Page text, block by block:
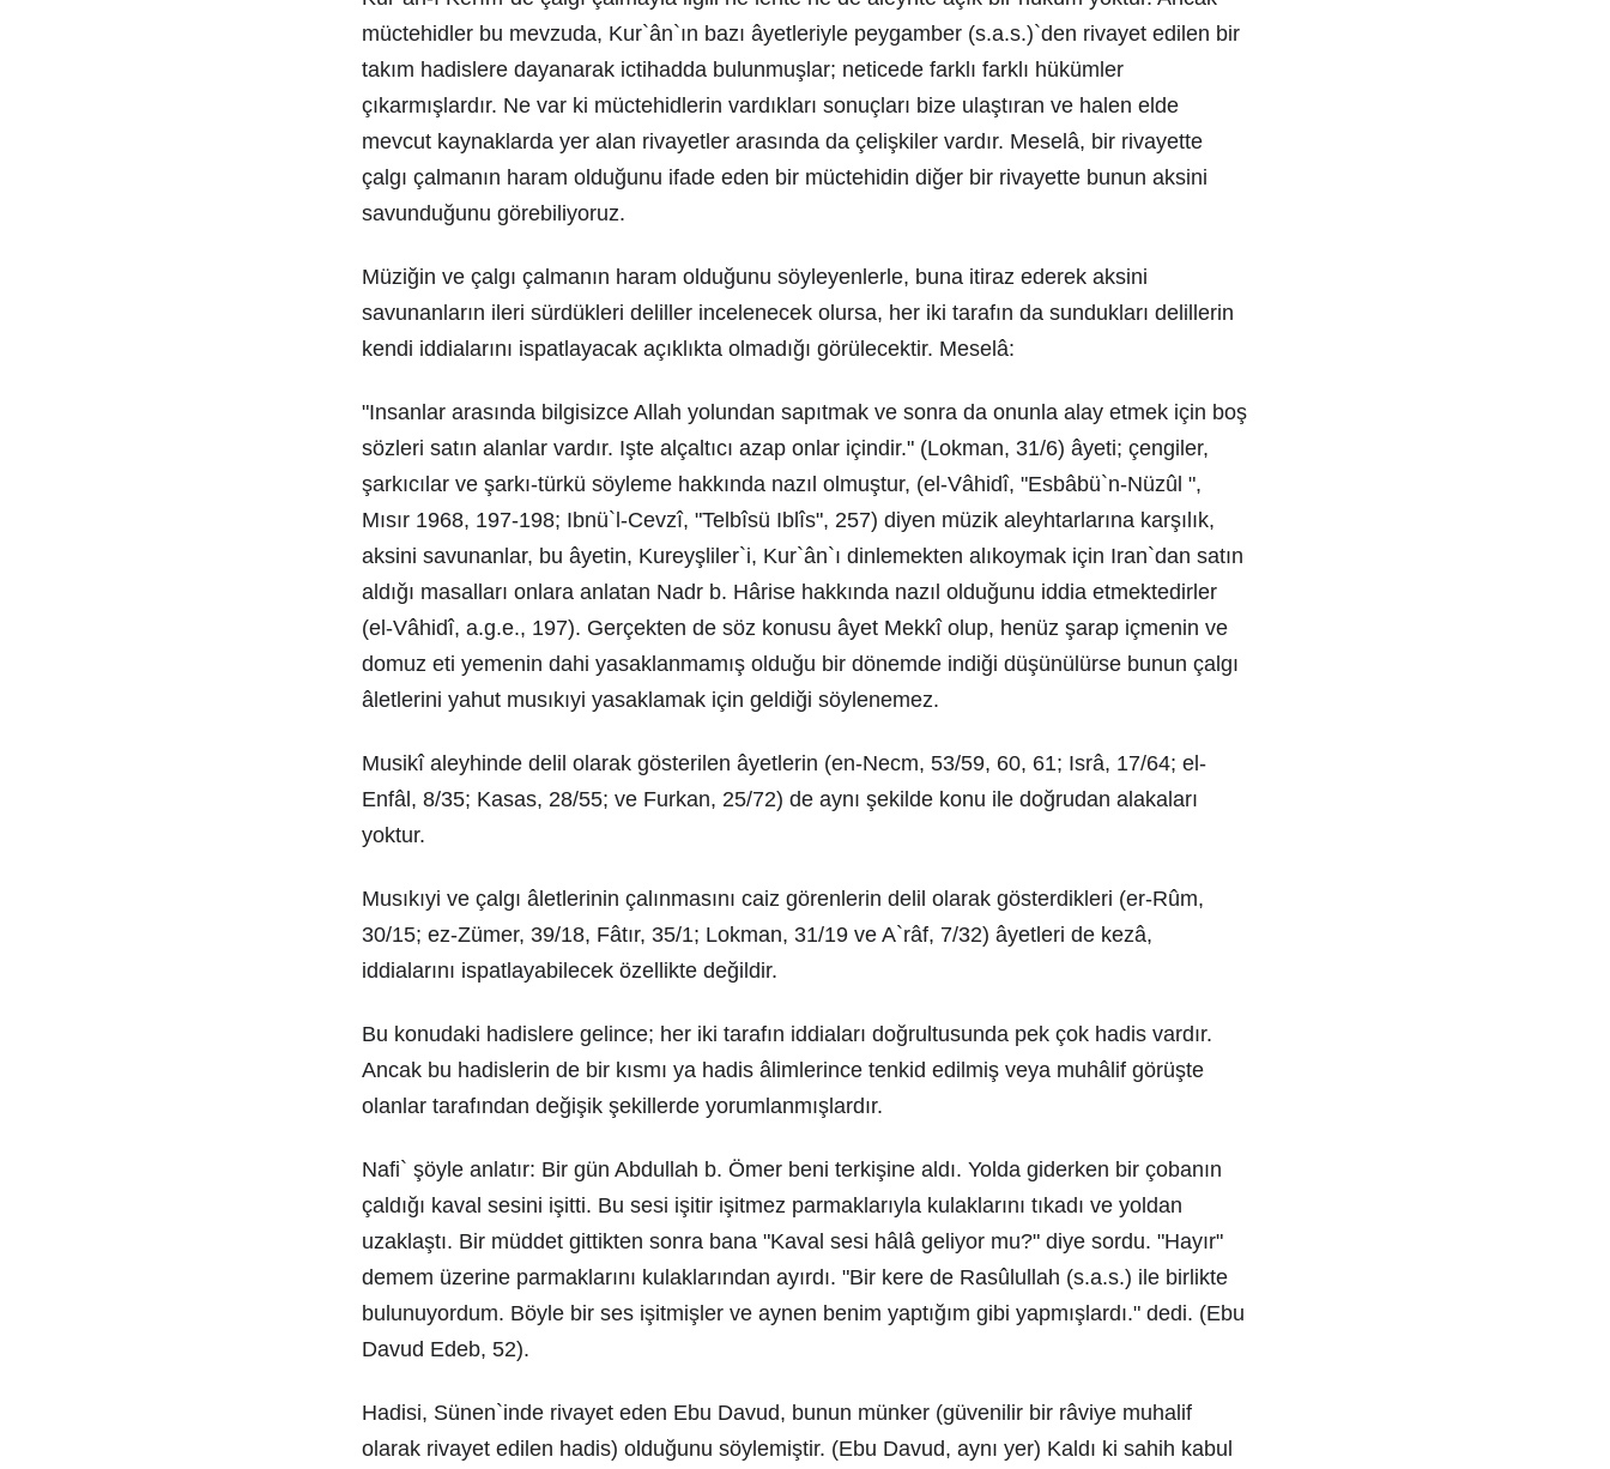
müctehidler bu mevzuda, Kur`ân`ın bazı âyetleriyle peygamber (s.a.s.)`den rivayet edilen bir
takım hadislere dayanarak ictihadda bulunmuşlar; neticede farklı farklı hükümler
çıkarmışlardır. Ne var ki müctehidlerin vardıkları sonuçları bize ulaştıran ve halen elde
mevcut kaynaklarda yer alan rivayetler arasında da çelişkiler vardır. Meselâ, bir rivayette
çalgı çalmanın haram olduğunu ifade eden bir müctehidin diğer bir rivayette bunun aksini
savunduğunu görebiliyoruz.
Müziğin ve çalgı çalmanın haram olduğunu söyleyenlerle, buna itiraz ederek aksini
savunanların ileri sürdükleri deliller incelenecek olursa, her iki tarafın da sundukları delillerin
kendi iddialarını ispatlayacak açıklıkta olmadığı görülecektir. Meselâ:
"Insanlar arasında bilgisizce Allah yolundan sapıtmak ve sonra da onunla alay etmek için boş
sözleri satın alanlar vardır. Işte alçaltıcı azap onlar içindir." (Lokman, 31/6) âyeti; çengiler,
şarkıcılar ve şarkı-türkü söyleme hakkında nazıl olmuştur, (el-Vâhidî, "Esbâbü`n-Nüzûl ",
Mısır 1968, 197-198; Ibnü`l-Cevzî, "Telbîsü Iblîs", 257) diyen müzik aleyhtarlarına karşılık,
aksini savunanlar, bu âyetin, Kureyşliler`i, Kur`ân`ı dinlemekten alıkoymak için Iran`dan satın
aldığı masalları onlara anlatan Nadr b. Hârise hakkında nazıl olduğunu iddia etmektedirler
(el-Vâhidî, a.g.e., 197). Gerçekten de söz konusu âyet Mekkî olup, henüz şarap içmenin ve
domuz eti yemenin dahi yasaklanmamış olduğu bir dönemde indiği düşünülürse bunun çalgı
âletlerini yahut musıkıyi yasaklamak için geldiği söylenemez.
Musikî aleyhinde delil olarak gösterilen âyetlerin (en-Necm, 53/59, 60, 61; Isrâ, 17/64; el-
Enfâl, 8/35; Kasas, 28/55; ve Furkan, 25/72) de aynı şekilde konu ile doğrudan alakaları
yoktur.
Musıkıyi ve çalgı âletlerinin çalınmasını caiz görenlerin delil olarak gösterdikleri (er-Rûm,
30/15; ez-Zümer, 39/18, Fâtır, 35/1; Lokman, 31/19 ve A`râf, 7/32) âyetleri de kezâ,
iddialarını ispatlayabilecek özellikte değildir.
Bu konudaki hadislere gelince; her iki tarafın iddiaları doğrultusunda pek çok hadis vardır.
Ancak bu hadislerin de bir kısmı ya hadis âlimlerince tenkid edilmiş veya muhâlif görüşte
olanlar tarafından değişik şekillerde yorumlanmışlardır.
Nafi` şöyle anlatır: Bir gün Abdullah b. Ömer beni terkişine aldı. Yolda giderken bir çobanın
çaldığı kaval sesini işitti. Bu sesi işitir işitmez parmaklarıyla kulaklarını tıkadı ve yoldan
uzaklaştı. Bir müddet gittikten sonra bana "Kaval sesi hâlâ geliyor mu?" diye sordu. "Hayır"
demem üzerine parmaklarını kulaklarından ayırdı. "Bir kere de Rasûlullah (s.a.s.) ile birlikte
bulunuyordum. Böyle bir ses işitmişler ve aynen benim yaptığım gibi yapmışlardı." dedi. (Ebu
Davud Edeb, 52).
Hadisi, Sünen`inde rivayet eden Ebu Davud, bunun münker (güvenilir bir râviye muhalif
olarak rivayet edilen hadis) olduğunu söylemiştir. (Ebu Davud, aynı yer) Kaldı ki sahih kabul